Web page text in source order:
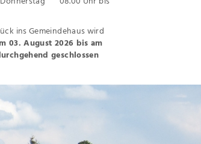
ins Gemeindehaus wird
03. August 2026 bis am
geschlossen